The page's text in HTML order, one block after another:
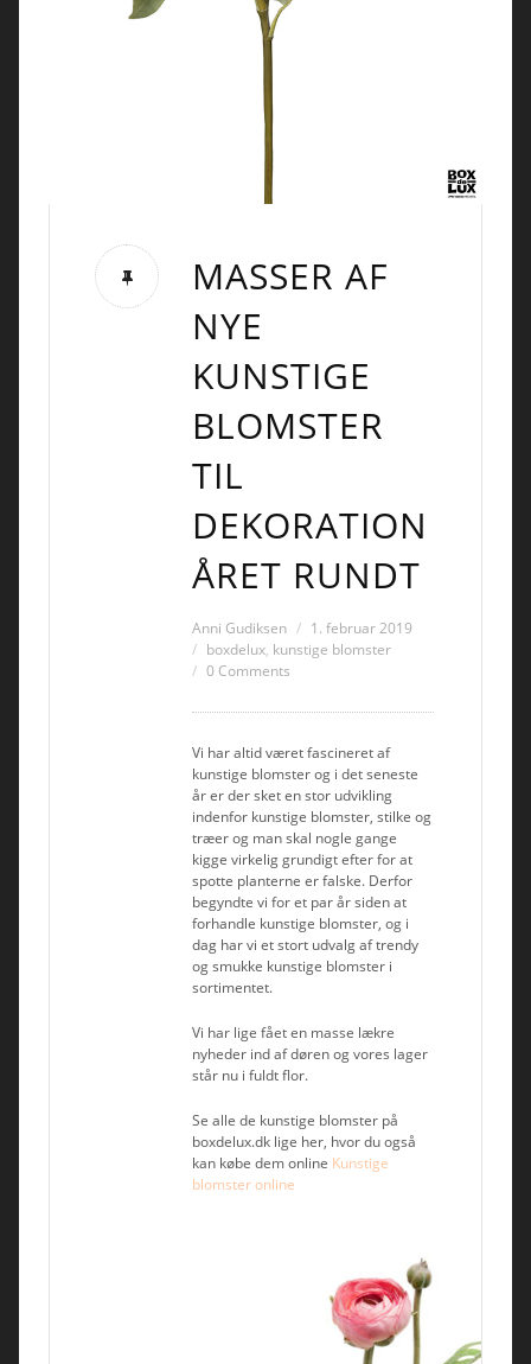
MASSER AF
NYE
KUNSTIGE
BLOMSTER
TIL
DEKORATION
ÅRET RUNDT
Anni Gudiksen
1. februar 2019
boxdelux, kunstige blomster
0 Comments
Vi har altid været fascineret af
kunstige blomster og i det seneste
år er der sket en stor udvikling
indenfor kunstige blomster, stilke og
træer og man skal nogle gange
kigge virkelig grundigt efter for at
spotte planterne er falske. Derfor
begyndte vi for et par år siden at
forhandle kunstige blomster, og i
dag har vi et stort udvalg af trendy
og smukke kunstige blomster i
sortimentet.
Vi har lige fået en masse lækre
nyheder ind af døren og vores lager
står nu i fuldt flor.
Se alle de kunstige blomster på
boxdelux.dk lige her, hvor du også
kan købe dem online Kunstige
blomster online